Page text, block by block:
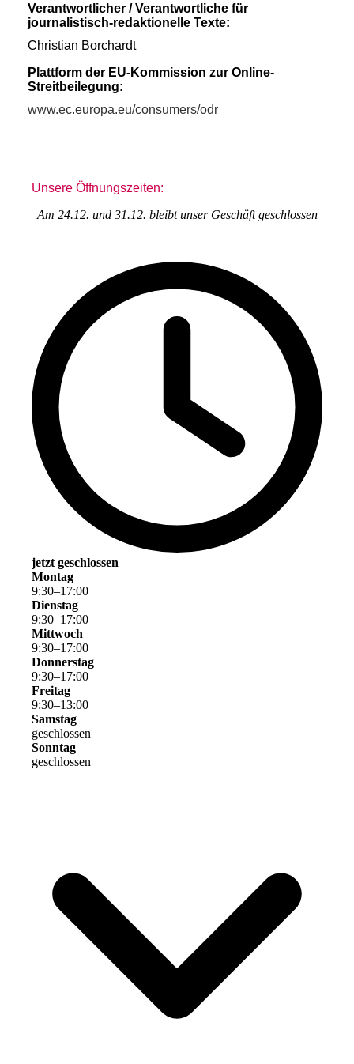
Verantwortlicher / Verantwortliche für
journalistisch-redaktionelle Texte:
Christian Borchardt
Plattform der EU-Kommission zur Online-
Streitbeilegung:
www.ec.europa.eu/consumers/odr
Unsere Öffnungszeiten:
Am 24.12. und 31.12. bleibt unser Geschäft geschlossen
jetzt geschlossen
Montag
9:30–17:00
Dienstag
9:30–17:00
Mittwoch
9:30–17:00
Donnerstag
9:30–17:00
Freitag
9:30–13:00
Samstag
geschlossen
Sonntag
geschlossen